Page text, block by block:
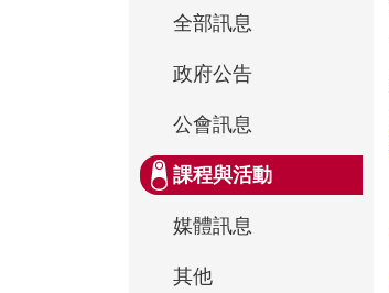
全部訊息
政府公告
公會訊息
課程與活動
媒體訊息
其他